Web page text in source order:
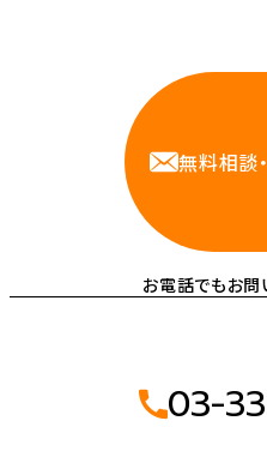
無料相談
お電話でもお問
03-